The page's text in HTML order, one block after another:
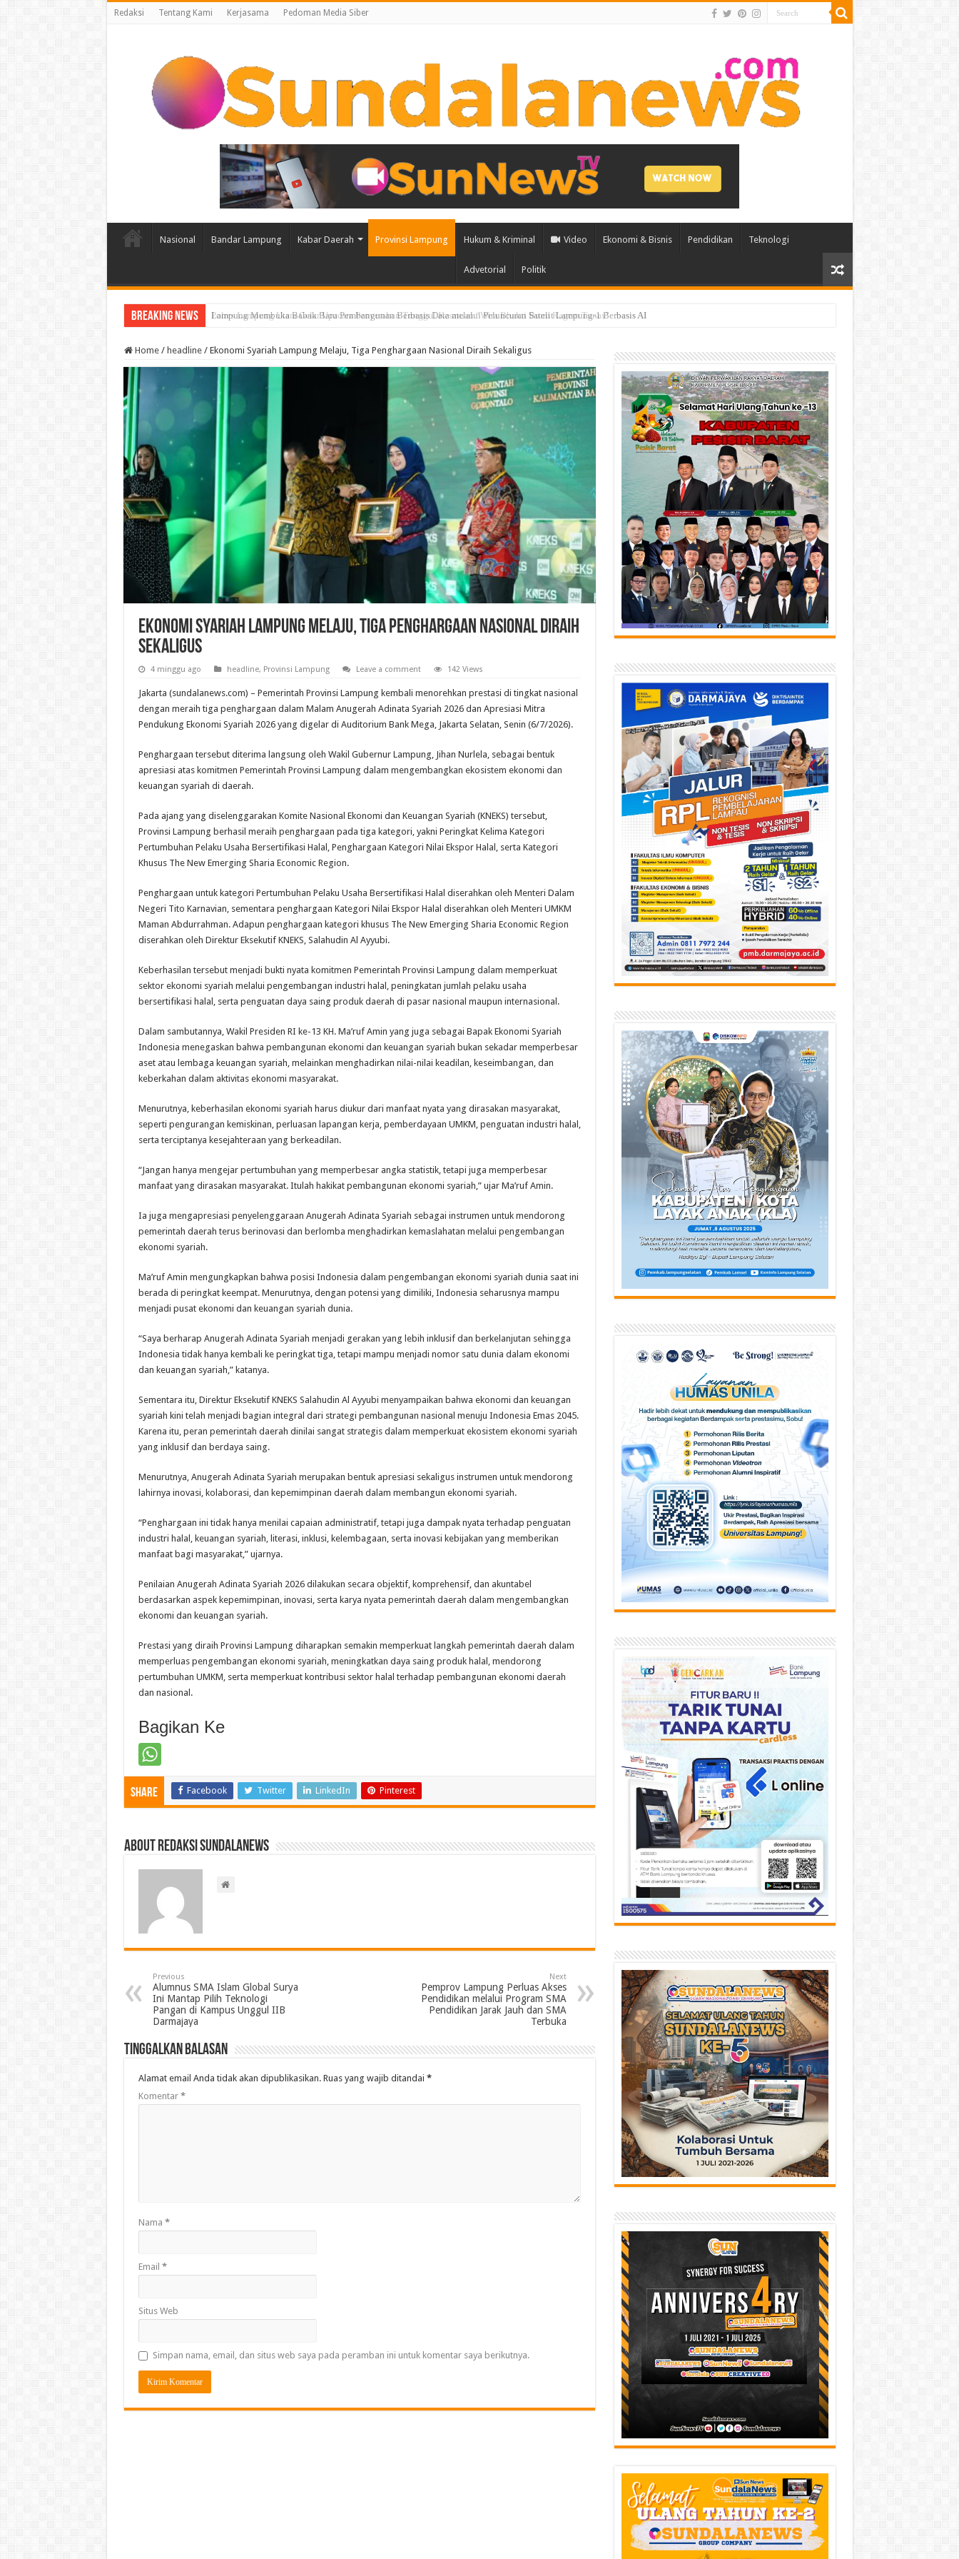
Redaksi Tentang Kami Kerjasama Pedoman Media Siber
Nasional Bandar Lampung Kabar Daerah Provinsi Lampung Hukum & Kriminal Video Ekonomi & Bisnis Pendidikan Teknologi
Advetorial Politik
Breaking News Lampung Membuka Babak Baru Pembangunan Berbasis Data melalui Peluncuran Satelit Lampung-1 Berbasis AI
Home / headline / Ekonomi Syariah Lampung Melaju, Tiga Penghargaan Nasional Diraih Sekaligus
Ekonomi Syariah Lampung Melaju, Tiga Penghargaan Nasional Diraih
Sekaligus
4 minggu ago headline, Provinsi Lampung Leave a comment 142 Views
Jakarta (sundalanews.com) – Pemerintah Provinsi Lampung kembali menorehkan prestasi di tingkat nasional
dengan meraih tiga penghargaan dalam Malam Anugerah Adinata Syariah 2026 dan Apresiasi Mitra
Pendukung Ekonomi Syariah 2026 yang digelar di Auditorium Bank Mega, Jakarta Selatan, Senin (6/7/2026).
Penghargaan tersebut diterima langsung oleh Wakil Gubernur Lampung, Jihan Nurlela, sebagai bentuk
apresiasi atas komitmen Pemerintah Provinsi Lampung dalam mengembangkan ekosistem ekonomi dan
keuangan syariah di daerah.
Pada ajang yang diselenggarakan Komite Nasional Ekonomi dan Keuangan Syariah (KNEKS) tersebut,
Provinsi Lampung berhasil meraih penghargaan pada tiga kategori, yakni Peringkat Kelima Kategori
Pertumbuhan Pelaku Usaha Bersertifikasi Halal, Penghargaan Kategori Nilai Ekspor Halal, serta Kategori
Khusus The New Emerging Sharia Economic Region.
Penghargaan untuk kategori Pertumbuhan Pelaku Usaha Bersertifikasi Halal diserahkan oleh Menteri Dalam
Negeri Tito Karnavian, sementara penghargaan Kategori Nilai Ekspor Halal diserahkan oleh Menteri UMKM
Maman Abdurrahman. Adapun penghargaan kategori khusus The New Emerging Sharia Economic Region
diserahkan oleh Direktur Eksekutif KNEKS, Salahudin Al Ayyubi.
Keberhasilan tersebut menjadi bukti nyata komitmen Pemerintah Provinsi Lampung dalam memperkuat
sektor ekonomi syariah melalui pengembangan industri halal, peningkatan jumlah pelaku usaha
bersertifikasi halal, serta penguatan daya saing produk daerah di pasar nasional maupun internasional.
Dalam sambutannya, Wakil Presiden RI ke-13 KH. Ma’ruf Amin yang juga sebagai Bapak Ekonomi Syariah
Indonesia menegaskan bahwa pembangunan ekonomi dan keuangan syariah bukan sekadar memperbesar
aset atau lembaga keuangan syariah, melainkan menghadirkan nilai-nilai keadilan, keseimbangan, dan
keberkahan dalam aktivitas ekonomi masyarakat.
Menurutnya, keberhasilan ekonomi syariah harus diukur dari manfaat nyata yang dirasakan masyarakat,
seperti pengurangan kemiskinan, perluasan lapangan kerja, pemberdayaan UMKM, penguatan industri halal,
serta terciptanya kesejahteraan yang berkeadilan.
“Jangan hanya mengejar pertumbuhan yang memperbesar angka statistik, tetapi juga memperbesar
manfaat yang dirasakan masyarakat. Itulah hakikat pembangunan ekonomi syariah,” ujar Ma’ruf Amin.
Ia juga mengapresiasi penyelenggaraan Anugerah Adinata Syariah sebagai instrumen untuk mendorong
pemerintah daerah terus berinovasi dan berlomba menghadirkan kemaslahatan melalui pengembangan
ekonomi syariah.
Ma’ruf Amin mengungkapkan bahwa posisi Indonesia dalam pengembangan ekonomi syariah dunia saat ini
berada di peringkat keempat. Menurutnya, dengan potensi yang dimiliki, Indonesia seharusnya mampu
menjadi pusat ekonomi dan keuangan syariah dunia.
“Saya berharap Anugerah Adinata Syariah menjadi gerakan yang lebih inklusif dan berkelanjutan sehingga
Indonesia tidak hanya kembali ke peringkat tiga, tetapi mampu menjadi nomor satu dunia dalam ekonomi
dan keuangan syariah,” katanya.
Sementara itu, Direktur Eksekutif KNEKS Salahudin Al Ayyubi menyampaikan bahwa ekonomi dan keuangan
syariah kini telah menjadi bagian integral dari strategi pembangunan nasional menuju Indonesia Emas 2045.
Karena itu, peran pemerintah daerah dinilai sangat strategis dalam memperkuat ekosistem ekonomi syariah
yang inklusif dan berdaya saing.
Menurutnya, Anugerah Adinata Syariah merupakan bentuk apresiasi sekaligus instrumen untuk mendorong
lahirnya inovasi, kolaborasi, dan kepemimpinan daerah dalam membangun ekonomi syariah.
“Penghargaan ini tidak hanya menilai capaian administratif, tetapi juga dampak nyata terhadap penguatan
industri halal, keuangan syariah, literasi, inklusi, kelembagaan, serta inovasi kebijakan yang memberikan
manfaat bagi masyarakat,” ujarnya.
Penilaian Anugerah Adinata Syariah 2026 dilakukan secara objektif, komprehensif, dan akuntabel
berdasarkan aspek kepemimpinan, inovasi, serta karya nyata pemerintah daerah dalam mengembangkan
ekonomi dan keuangan syariah.
Prestasi yang diraih Provinsi Lampung diharapkan semakin memperkuat langkah pemerintah daerah dalam
memperluas pengembangan ekonomi syariah, meningkatkan daya saing produk halal, mendorong
pertumbuhan UMKM, serta memperkuat kontribusi sektor halal terhadap pembangunan ekonomi daerah
dan nasional.
Bagikan Ke
Share Facebook Twitter LinkedIn Pinterest
About Redaksi Sundalanews
Previous
Alumnus SMA Islam Global Surya
Ini Mantap Pilih Teknologi
Pangan di Kampus Unggul IIB
Darmajaya
Next
Pemprov Lampung Perluas Akses
Pendidikan melalui Program SMA
Pendidikan Jarak Jauh dan SMA
Terbuka
Tinggalkan Balasan
Alamat email Anda tidak akan dipublikasikan. Ruas yang wajib ditandai *
Komentar *
Nama *
Email *
Situs Web
Simpan nama, email, dan situs web saya pada peramban ini untuk komentar saya berikutnya.